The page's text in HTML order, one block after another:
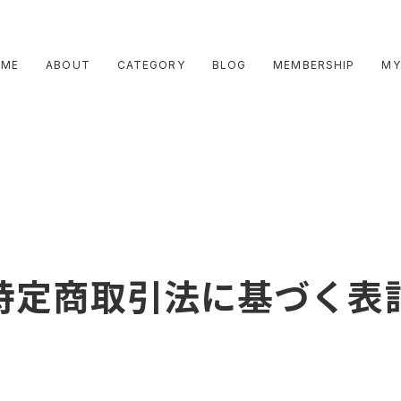
ABOUT CATEGORY BLOG MEMBERSHIP
定商取引法に基づく表